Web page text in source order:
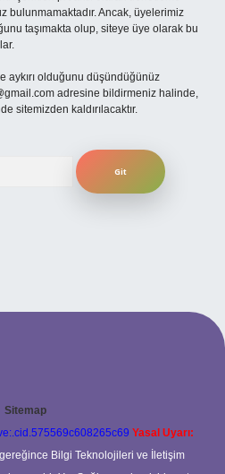
bulunmamaktadır. Ancak, üyelerimiz
taşımakta olup, siteye üye olarak bu
aykırı olduğunu düşündüğünüz
adresine bildirmeniz halinde,
sitemizden kaldırılacaktır.
Sitemap
Yasal Uyarı:
Bilgi Teknolojileri ve İletişim